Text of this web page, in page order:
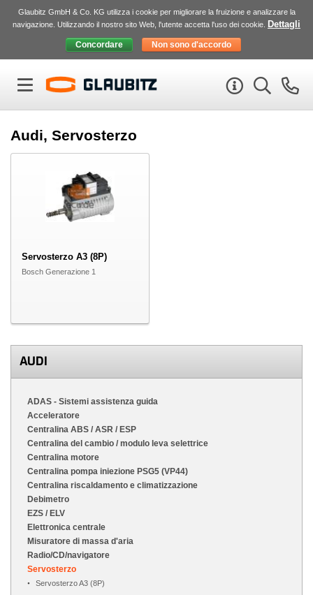
Glaubitz GmbH & Co. KG utilizza i cookie per migliorare la fruizione e analizzare la
navigazione. Utilizzando il nostro sito Web, l'utente accetta l'uso dei cookie.
Dettagli
Audi, Servosterzo
Servosterzo A3 (8P)
Bosch Generazione 1
AUDI
ADAS - Sistemi assistenza guida
Acceleratore
Centralina ABS / ASR / ESP
Centralina del cambio / modulo leva selettrice
Centralina motore
Centralina pompa iniezione PSG5 (VP44)
Centralina riscaldamento e climatizzazione
Debimetro
EZS / ELV
Elettronica centrale
Misuratore di massa d'aria
Radio/CD/navigatore
Servosterzo
Servosterzo A3 (8P)